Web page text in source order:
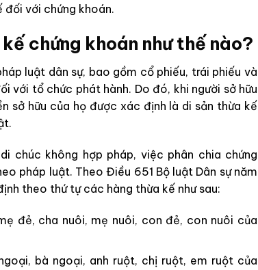
đối với chứng khoán.
chứng khoán như thế nào?
luật dân sự, bao gồm cổ phiếu, trái phiếu và
tổ chức phát hành. Do đó, khi người sở hữu
sở hữu của họ được xác định là di sản thừa kế
chúc không hợp pháp, việc phân chia chứng
pháp luật. Theo Điều 651 Bộ luật Dân sự năm
theo thứ tự các hàng thừa kế như sau:
đẻ, cha nuôi, mẹ nuôi, con đẻ, con nuôi của
bà ngoại, anh ruột, chị ruột, em ruột của